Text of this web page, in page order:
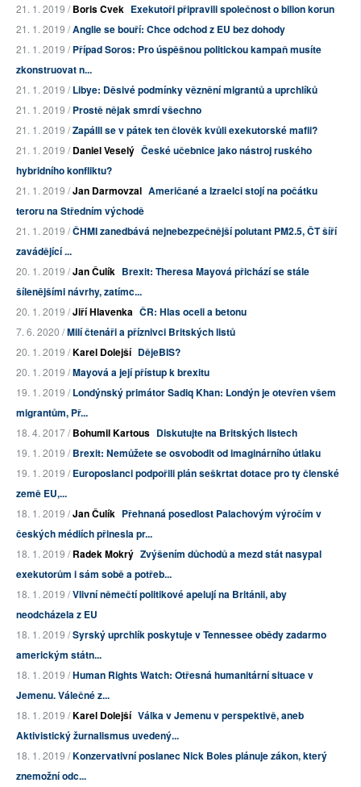
21. 1. 2019 /Boris Cvek Exekutoři připravili společnost o bilion korun
21. 1. 2019 /Anglie se bouří: Chce odchod z EU bez dohody
21. 1. 2019 /Případ Soros: Pro úspěšnou politickou kampaň musíte
zkonstruovat n...
21. 1. 2019 /Libye: Děsivé podmínky věznění migrantů a uprchlíků
21. 1. 2019 /Prostě nějak smrdí všechno
21. 1. 2019 /Zapálll se v pátek ten člověk kvůli exekutorské mafii?
21. 1. 2019 /Daniel Veselý České učebnice jako nástroj ruského
hybridního konfliktu?
21. 1. 2019 /Jan Darmovzal Američané a Izraelci stojí na počátku
teroru na Středním východě
21. 1. 2019 /ČHMI zanedbává nejnebezpečnější polutant PM2.5, ČT šíří
zavádějící ...
20. 1. 2019 /Jan Čulík Brexit: Theresa Mayová přichází se stále
šílenějšími návrhy, zatímc...
20. 1. 2019 /Jiří Hlavenka ČR: Hlas oceli a betonu
7. 6. 2020 /Milí čtenáři a příznivci Britských listů
20. 1. 2019 /Karel Dolejší DějeBIS?
20. 1. 2019 /Mayová a její přístup k brexitu
19. 1. 2019 /Londýnský primátor Sadiq Khan: Londýn je otevřen všem
migrantům, Př...
18. 4. 2017 /Bohumil Kartous Diskutujte na Britských listech
19. 1. 2019 /Brexit: Nemůžete se osvobodit od imaginárního útlaku
19. 1. 2019 /Europoslanci podpořili plán seškrtat dotace pro ty členské
země EU,...
18. 1. 2019 /Jan Čulík Přehnaná posedlost Palachovým výročím v
českých médiích přinesla pr...
18. 1. 2019 /Radek Mokrý Zvýšením důchodů a mezd stát nasypal
exekutorům i sám sobě a potřeb...
18. 1. 2019 /Vlivní němečtí politikové apelují na Británii, aby
neodcházela z EU
18. 1. 2019 /Syrský uprchlík poskytuje v Tennessee obědy zadarmo
americkým státn...
18. 1. 2019 /Human Rights Watch: Otřesná humanitární situace v
Jemenu. Válečné z...
18. 1. 2019 /Karel Dolejší Válka v Jemenu v perspektivě, aneb
Aktivistický žurnalismus uvedený...
18. 1. 2019 /Konzervativní poslanec Nick Boles plánuje zákon, který
znemožní odc...